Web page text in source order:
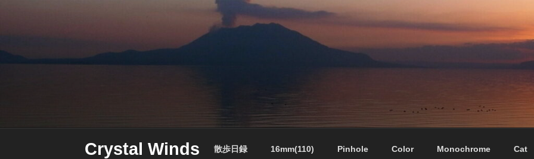
content
Crystal Winds 散歩日録 16mm(110) Pinhole Color Monochrome Cat